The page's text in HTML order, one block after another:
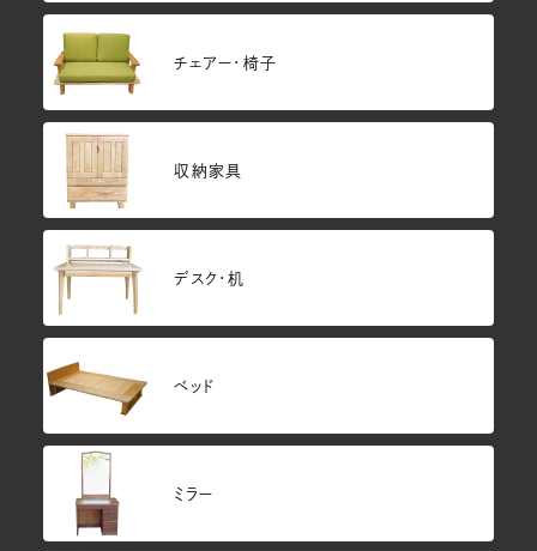
チェアー・椅子
収納家具
デスク・机
ベッド
ミラー